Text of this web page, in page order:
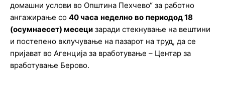
домашни услови во Општина Пехчево“ за работно
ангажирање со 40 часа неделно во периодод 18
(осумнаесет) месеци заради стекнување на вештини
и постепено вклучување на пазарот на труд, да се
пријават во Агенција за вработување – Центар за
вработување Берово.